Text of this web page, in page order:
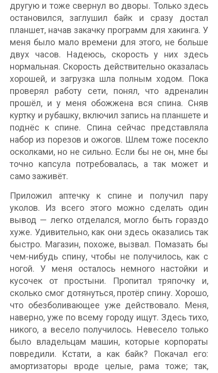
другую и тоже свернул во дворы. Только здесь
остановился, заглушил байк и сразу достал
планшет, начав закачку программ для хакинга. У
меня было мало времени для этого, не больше
двух часов. Надеюсь, скорость у них здесь
нормальная. Скорость действительно оказалась
хорошей, и загрузка шла полным ходом. Пока
проверял работу сети, понял, что адреналин
прошёл, и у меня обожжена вся спина. Сняв
куртку и рубашку, включил запись на планшете и
поднёс к спине. Спина сейчас представляла
набор из порезов и ожогов. Шлем тоже посекло
осколками, но не сильно. Если бы не он, мне бы
точно капсула потребовалась, а так может и
само заживёт.
Приложил аптечку к спине и получил пару
уколов. Из всего этого можно сделать один
вывод — легко отделался, могло быть гораздо
хуже. Удивительно, как они здесь оказались так
быстро. Магазин, похоже, вызвал. Помазать бы
чем-нибудь спину, чтобы не получилось, как с
ногой. У меня осталось немного настойки и
кусочек от простыни. Пропитал тряпочку и,
сколько смог дотянуться, протёр спину. Хорошо,
что обезболивающее уже действовало. Меня,
наверно, уже по всему городу ищут. Здесь тихо,
никого, а весело получилось. Невесело только
было владельцам машин, которые корпораты
повредили. Кстати, а как байк? Покачал его:
амортизаторы вроде целые, рама тоже; так,